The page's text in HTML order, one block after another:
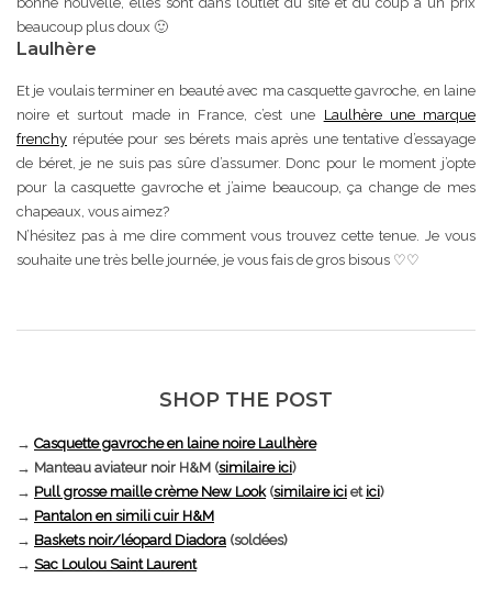
beaucoup plus doux 🙂
Laulhère
Et je voulais terminer en beauté avec ma casquette gavroche, en laine
noire et surtout made in France, c’est une Laulhère une marque
frenchy réputée pour ses bérets mais après une tentative d’essayage
de béret, je ne suis pas sûre d’assumer. Donc pour le moment j’opte
pour la casquette gavroche et j’aime beaucoup, ça change de mes
chapeaux, vous aimez?
N’hésitez pas à me dire comment vous trouvez cette tenue. Je vous
souhaite une très belle journée, je vous fais de gros bisous ♡♡
SHOP THE POST
→ Casquette gavroche en laine noire Laulhère
→ Manteau aviateur noir H&M (similaire ici)
→ Pull grosse maille crème New Look(similaire ici et ici)
→ Pantalon en simili cuir H&M
→ Baskets noir/léopard Diadora (soldées)
→ Sac Loulou Saint Laurent